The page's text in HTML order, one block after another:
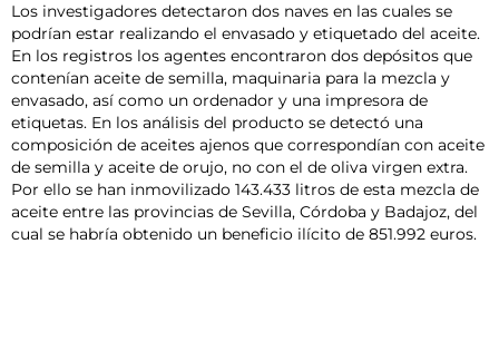
Los investigadores detectaron dos naves en las cuales se
podrían estar realizando el envasado y etiquetado del aceite.
En los registros los agentes encontraron dos depósitos que
contenían aceite de semilla, maquinaria para la mezcla y
envasado, así como un ordenador y una impresora de
etiquetas. En los análisis del producto se detectó una
composición de aceites ajenos que correspondían con aceite
de semilla y aceite de orujo, no con el de oliva virgen extra.
Por ello se han inmovilizado 143.433 litros de esta mezcla de
aceite entre las provincias de Sevilla, Córdoba y Badajoz, del
cual se habría obtenido un beneficio ilícito de 851.992 euros.